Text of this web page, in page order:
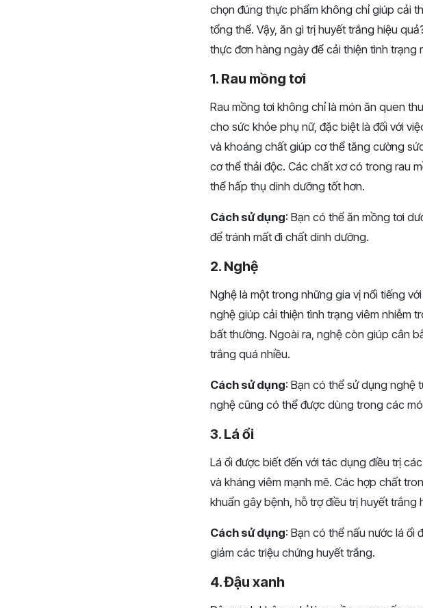
chọn đúng thực phẩm không chỉ giúp cải
tổng thể. Vậy, ăn gì trị huyết trắng hiệu
thực đơn hàng ngày để cải thiện tình trạng
1. Rau mồng tơi
Rau mồng tơi không chỉ là món ăn quen
cho sức khỏe phụ nữ, đặc biệt là đối với
và khoáng chất giúp cơ thể tăng cường
cơ thể thải độc. Các chất xơ có trong rau
thể hấp thụ dinh dưỡng tốt hơn.
Cách sử dụng: Bạn có thể ăn mồng tơi
để tránh mất đi chất dinh dưỡng.
2. Nghệ
Nghệ là một trong những gia vị nổi tiếng
nghệ giúp cải thiện tình trạng viêm nhiễm
bất thường. Ngoài ra, nghệ còn giúp cân
trắng quá nhiều.
Cách sử dụng: Bạn có thể sử dụng nghệ
nghệ cũng có thể được dùng trong các
3. Lá ổi
Lá ổi được biết đến với tác dụng điều trị
và kháng viêm mạnh mẽ. Các hợp chất
khuẩn gây bệnh, hỗ trợ điều trị huyết trắng
Cách sử dụng: Bạn có thể nấu nước lá ổi
giảm các triệu chứng huyết trắng.
4. Đậu xanh